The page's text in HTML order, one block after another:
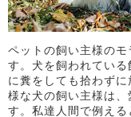
ペットの飼い主様の
す。犬を飼われてい
に糞をしても拾わず
様な犬の飼い主様は
す。私達人間で例え